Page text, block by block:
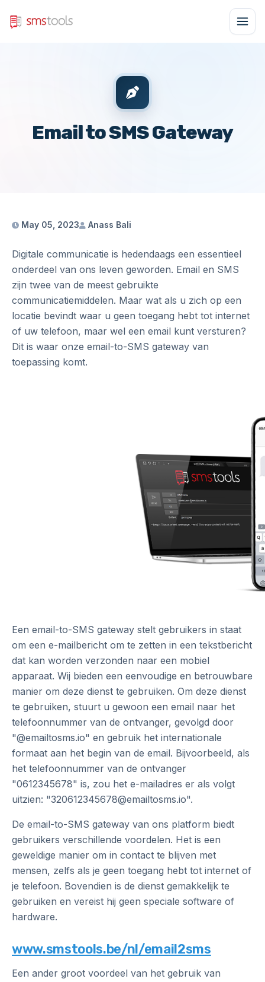
Email to SMS Gateway
May 05, 2023 Anass Bali
Digitale communicatie is hedendaags een essentieel
onderdeel van ons leven geworden. Email en SMS
zijn twee van de meest gebruikte
communicatiemiddelen. Maar wat als u zich op een
locatie bevindt waar u geen toegang hebt tot internet
of uw telefoon, maar wel een email kunt versturen?
Dit is waar onze email-to-SMS gateway van
toepassing komt.
Een email-to-SMS gateway stelt gebruikers in staat
om een e-mailbericht om te zetten in een tekstbericht
dat kan worden verzonden naar een mobiel
apparaat. Wij bieden een eenvoudige en betrouwbare
manier om deze dienst te gebruiken. Om deze dienst
te gebruiken, stuurt u gewoon een email naar het
telefoonnummer van de ontvanger, gevolgd door
"@emailtosms.io" en gebruik het internationale
formaat aan het begin van de email. Bijvoorbeeld, als
het telefoonnummer van de ontvanger
"0612345678" is, zou het e-mailadres er als volgt
uitzien: "320612345678@emailtosms.io".
De email-to-SMS gateway van ons platform biedt
gebruikers verschillende voordelen. Het is een
geweldige manier om in contact te blijven met
mensen, zelfs als je geen toegang hebt tot internet of
je telefoon. Bovendien is de dienst gemakkelijk te
gebruiken en vereist hij geen speciale software of
hardware.
www.smstools.be/nl/email2sms
Een ander groot voordeel van het gebruik van